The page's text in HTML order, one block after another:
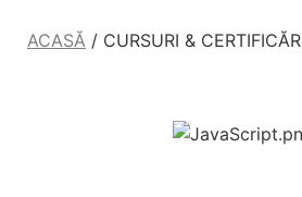
ACASĂ / CURSURI &